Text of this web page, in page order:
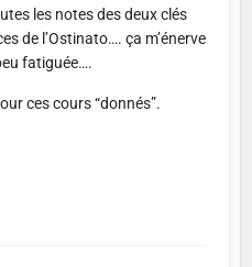
les notes des deux clés
de l’Ostinato…. ça m’énerve
fatiguée….
ces cours “donnés”.